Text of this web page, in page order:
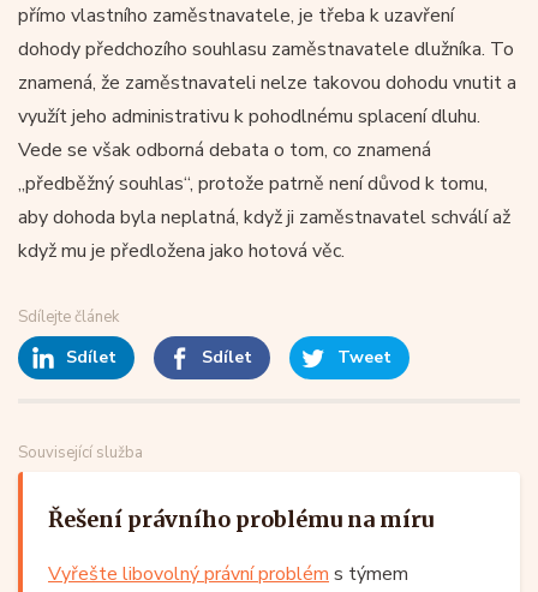
přímo vlastního zaměstnavatele, je třeba k uzavření
dohody předchozího souhlasu zaměstnavatele dlužníka. To
znamená, že zaměstnavateli nelze takovou dohodu vnutit a
využít jeho administrativu k pohodlnému splacení dluhu.
Vede se však odborná debata o tom, co znamená
„předběžný souhlas“, protože patrně není důvod k tomu,
aby dohoda byla neplatná, když ji zaměstnavatel schválí až
když mu je předložena jako hotová věc.
Sdílejte článek
Sdílet Sdílet Tweet
Související služba
Řešení právního problému na míru
Vyřešte libovolný právní problém s týmem